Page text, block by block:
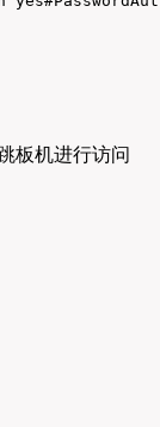
板机进行访问